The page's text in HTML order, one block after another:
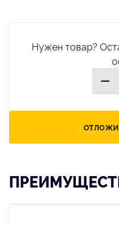
Нужен товар?